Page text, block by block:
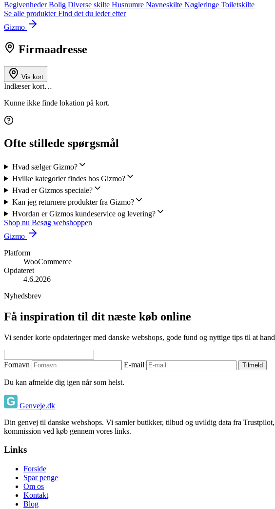
BegivenhederBolig Diverse skilte Husnumre Navneskilte Nøgleringe Toiletskilte
Se alle produkterFind det du leder efter
Gizmo
Firmaadresse
Vis kort
Indlæser kort…
Kunne ikke finde lokation på kort.
Ofte stillede spørgsmål
Hvad sælger Gizmo?
Hvilke kategorier findes hos Gizmo?
Hvad er Gizmos speciale?
Kan jeg returnere produkter fra Gizmo?
Hvordan er Gizmos kundeservice og levering?
Shop nu Besøg webshoppen
Gizmo
Platform
WooCommerce
Opdateret
4.6.2026
Nyhedsbrev
Få inspiration til dit næste køb online
Vi sender korte opdateringer med danske webshops, gode fund og nyttige tips til at
Fornavn E-mail Tilmeld
Du kan afmelde dig igen når som helst.
Genveje.dk
Din genvej til danske webshops. Vi samler butikker, tilbud og uvildig data fra
kommission ved køb gennem vores links.
Links
Forside
Spar penge
Om os
Kontakt
Blog